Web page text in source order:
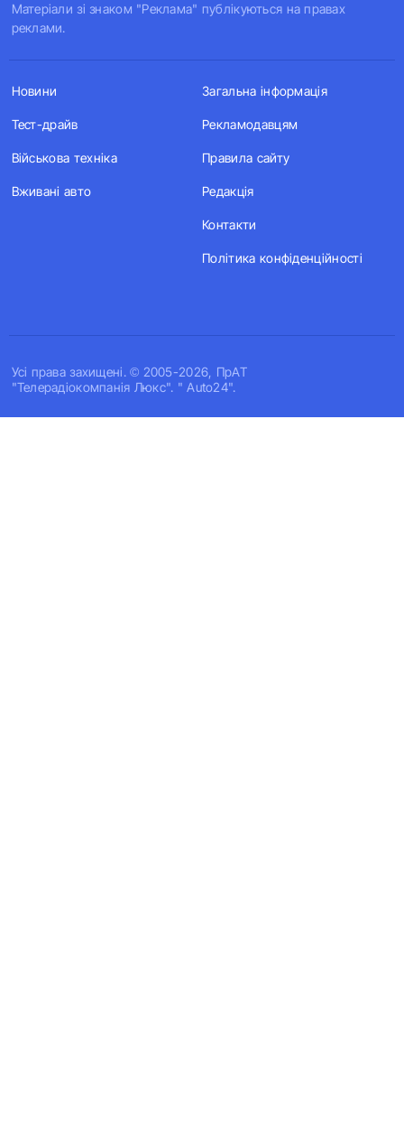
Матеріали зі знаком "Реклама" публікуються на правах
реклами.
Усi права захищенi. © 2005-2026, ПрАТ
"Телерадіокомпанія Люкс". " Auto24".
Новини
Тест-драйв
Військова техніка
Вживані авто
Загальна інформація
Рекламодавцям
Правила сайту
Редакція
Контакти
Політика конфіденційності